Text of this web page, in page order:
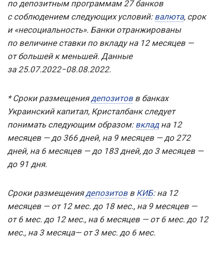
по депозитным программам 27 банков
с соблюдением следующих условий: валюта, срок
и «несоциальность». Банки отранжированы
по величине ставки по вкладу на 12 месяцев —
от большей к меньшей. Данные
за 25.07.2022−08.08.2022.
* Сроки размещениядепозитовв банках
Украинский капитал, Кристалбанк следует
понимать следующим образом: вкладна 12
месяцев — до 366 дней, на 9 месяцев — до 272
дней, на 6 месяцев — до 183 дней, до 3 месяцев —
до 91 дня.
Сроки размещениядепозитовв КИБ: на 12
месяцев — от 12 мес. до 18 мес., на 9 месяцев —
от 6 мес. до 12 мес., на 6 месяцев — от 6 мес. до 12
мес., на 3 месяца— от 3 мес. до 6 мес.